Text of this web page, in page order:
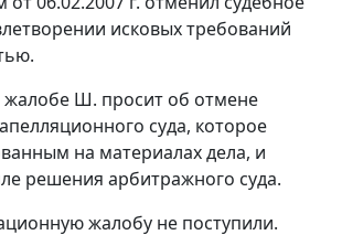
исковых требований
жалобе Ш. просит об отмене
суда, которое
на материалах дела, и
решения арбитражного суда.
жалобу не поступили.